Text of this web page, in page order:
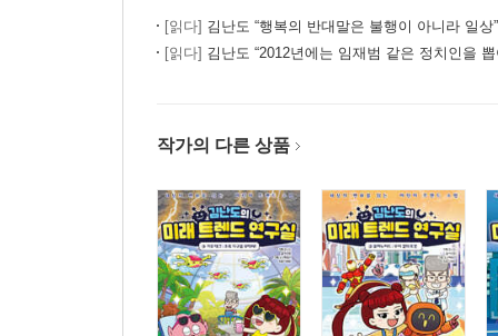
[읽다] 김난도 “행복의 반대말은 불행이 아니라 일상”
[읽다] 김난도 “2012년에는 임재범 같은 정치인을 뽑
작가의 다른 상품